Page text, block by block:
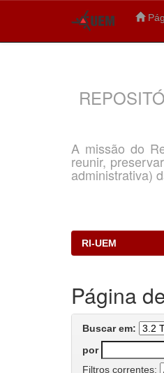
A missão do
reunir,
administrativa)
RI-UEM
Página
Buscar em:
por
Filtros correntes: